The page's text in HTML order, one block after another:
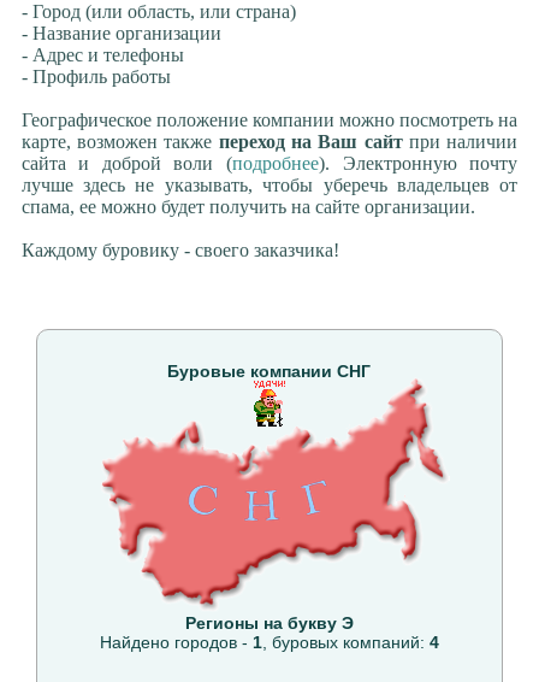
- Город (или область, или страна)
- Название организации
- Адрес и телефоны
- Профиль работы
Географическое положение компании можно посмотреть на
карте, возможен также переход на Ваш сайтпри наличии
сайта и доброй воли (подробнее). Электронную почту
лучше здесь не указывать, чтобы уберечь владельцев от
спама, ее можно будет получить на сайте организации.
Каждому буровику - своего заказчика!
Буровые компании СНГ
Регионы на букву Э
Найдено городов - 1, буровых компаний: 4